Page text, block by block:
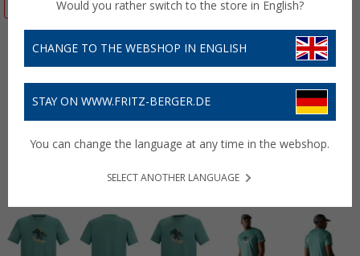
Would you rather switch to the store in English?
CHANGE TO THE WEBSHOP IN ENGLISH
STAY ON WWW.FRITZ-BERGER.DE
You can change the language at any time in the webshop.
SELECT ANOTHER LANGUAGE